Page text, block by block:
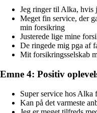
Jeg ringer til Alka, hvis
Meget fin service, der
min forsikring
Justerede lige mine
De ringede mig pga af
Mit forsikringsselskab
Emne 4: Positiv
Super service hos
Kan på det varmeste